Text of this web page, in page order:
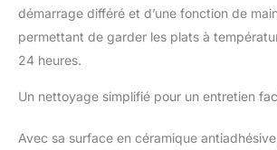
les repas à
au contraire
aliments au
UTILISER ET À
est simple
démarrage différé et d’une fonction de
permettant de garder les plats à
24 heures.
Un nettoyage simplifié pour un entretien
Avec sa surface en céramique